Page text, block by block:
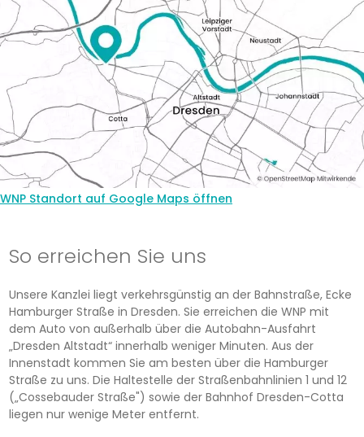
WNP Standort auf Google Maps öffnen
So erreichen Sie uns
Unsere Kanzlei liegt verkehrsgünstig an der Bahnstraße, Ecke
Hamburger Straße in Dresden. Sie erreichen die WNP mit
dem Auto von außerhalb über die Autobahn-Ausfahrt
„Dresden Altstadt“ innerhalb weniger Minuten. Aus der
Innenstadt kommen Sie am besten über die Hamburger
Straße zu uns. Die Haltestelle der Straßenbahnlinien 1 und 12
(„Cossebauder Straße") sowie der Bahnhof Dresden-Cotta
liegen nur wenige Meter entfernt.